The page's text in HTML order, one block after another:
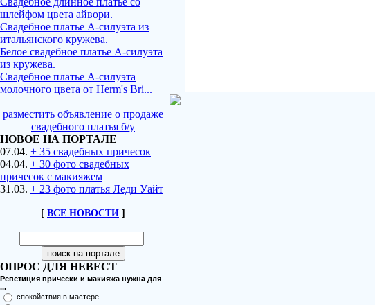
шлейфом цвета айвори.
Свадебное платье А-силуэта из
итальянского кружева.
Белое свадебное платье А-силуэта
из кружева.
Свадебное платье А-силуэта
молочного цвета от Herm's Bri...
разместить объявление о продаже
свадебного платья б/у
НОВОЕ НА ПОРТАЛЕ
07.04. + 35 свадебных причесок
04.04. + 30 фото свадебных
причесок с макияжем
31.03. + 23 фото платья Леди Уайт
[ ВСЕ НОВОСТИ ]
ОПРОС ДЛЯ НЕВЕСТ
Репетиция прически и макияжа нужна для
...
спокойствия в мастере